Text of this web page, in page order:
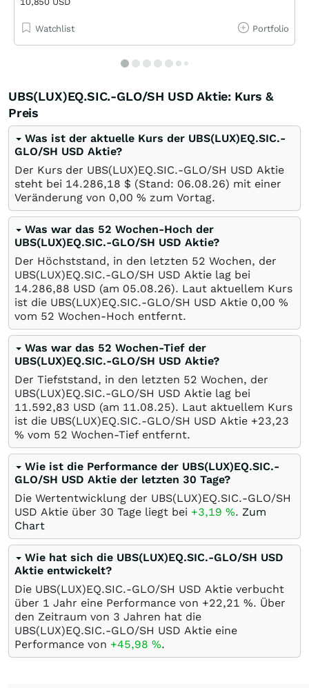
Watchlist Portfolio
UBS(LUX)EQ.SIC.-GLO/SH USD Aktie: Kurs &
Preis
Was ist der aktuelle Kurs der UBS(LUX)EQ.SIC.-
GLO/SH USD Aktie?
Der Kurs der UBS(LUX)EQ.SIC.-GLO/SH USD Aktie
steht bei 14.286,18 $ (Stand: 06.08.26) mit einer
Veränderung von 0,00 % zum Vortag.
Was war das 52 Wochen-Hoch der
UBS(LUX)EQ.SIC.-GLO/SH USD Aktie?
Der Höchststand, in den letzten 52 Wochen, der
UBS(LUX)EQ.SIC.-GLO/SH USD Aktie lag bei
14.286,88 USD (am 05.08.26). Laut aktuellem Kurs
ist die UBS(LUX)EQ.SIC.-GLO/SH USD Aktie 0,00 %
vom 52 Wochen-Hoch entfernt.
Was war das 52 Wochen-Tief der
UBS(LUX)EQ.SIC.-GLO/SH USD Aktie?
Der Tiefststand, in den letzten 52 Wochen, der
UBS(LUX)EQ.SIC.-GLO/SH USD Aktie lag bei
11.592,83 USD (am 11.08.25). Laut aktuellem Kurs
ist die UBS(LUX)EQ.SIC.-GLO/SH USD Aktie +23,23
% vom 52 Wochen-Tief entfernt.
Wie ist die Performance der UBS(LUX)EQ.SIC.-
GLO/SH USD Aktie der letzten 30 Tage?
Die Wertentwicklung der UBS(LUX)EQ.SIC.-GLO/SH
USD Aktie über 30 Tage liegt bei +3,19 %. Zum
Chart
Wie hat sich die UBS(LUX)EQ.SIC.-GLO/SH USD
Aktie entwickelt?
Die UBS(LUX)EQ.SIC.-GLO/SH USD Aktie verbucht
über 1 Jahr eine Performance von +22,21 %. Über
den Zeitraum von 3 Jahren hat die
UBS(LUX)EQ.SIC.-GLO/SH USD Aktie eine
Performance von +45,98 %.